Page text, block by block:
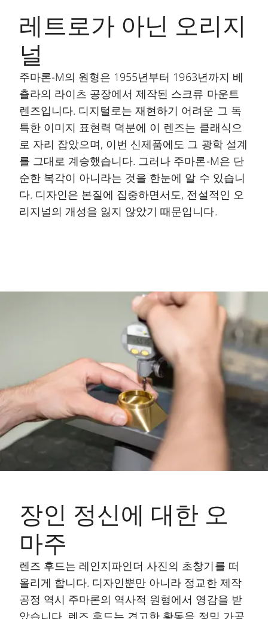
레트로가 아닌 오리지
널
주마론-M의 원형은 1955년부터 1963년까지 베
츨라의 라이츠 공장에서 제작된 스크류 마운트
렌즈입니다. 디지털로는 재현하기 어려운 그 독
특한 이미지 표현력 덕분에 이 렌즈는 클래식으
로 자리 잡았으며, 이번 신제품에도 그 광학 설계
를 그대로 계승했습니다. 그러나 주마론-M은 단
순한 복각이 아니라는 것을 한눈에 알 수 있습니
다. 디자인은 본질에 집중하면서도, 전설적인 오
리지널의 개성을 잃지 않았기 때문입니다.
장인 정신에 대한 오
마주
렌즈 후드는 레인지파인더 사진의 초창기를 떠
올리게 합니다. 디자인뿐만 아니라 정교한 제작
공정 역시 주마론의 역사적 원형에서 영감을 받
았습니다. 렌즈 후드는 견고한 황동을 정밀 가공